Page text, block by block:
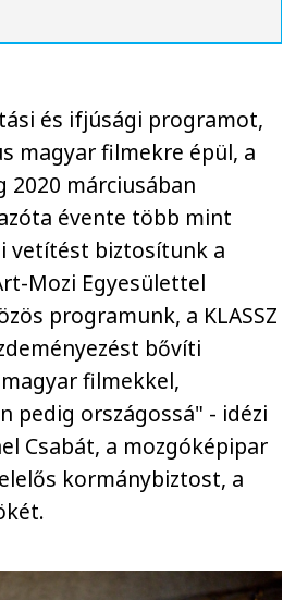
és ifjúsági programot,
magyar filmekre épül, a
2020 márciusában
évente több mint
vetítést biztosítunk a
Mozi Egyesülettel
programunk, a KLASSZ
bővíti
filmekkel,
pedig országossá" - idézi
Csabát, a mozgóképipar
kormánybiztost, a